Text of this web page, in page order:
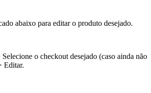
abaixo para editar o produto desejado.
o checkout desejado (caso ainda não
Editar.